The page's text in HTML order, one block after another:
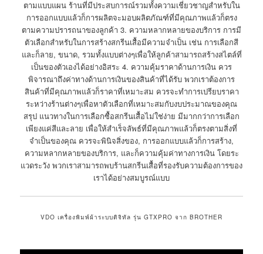
ตามแบบแผน ร้านที่มีประสบการณ์รวมทั้งความเชี่ยวชาญสำหรับใน
การออกแบบแล้วก็การผลิตจะมอบผลิตภัณฑ์ที่มีคุณภาพแล้วก็ตรง
ตามความปรารถนาของลูกค้า 3. ความหลากหลายของบริการ การมี
ตัวเลือกสำหรับในการสร้างสกรีนเสื้อมีความจำเป็น เช่น การเลือกสี
และก็ลาย, ขนาด, รวมทั้งแบบต่างๆเพื่อให้ลูกค้าสามารถสร้างสไตล์ที่
เป็นของตัวเองได้อย่างอิสระ 4. ความคุ้มราคาด้านการเงิน ควร
พิจารณาถึงค่าทางด้านการเงินของสินค้าที่ได้รับ พวกเราต้องการ
สินค้าที่มีคุณภาพแล้วก็ราคาที่เหมาะสม ควรจะทำการเปรียบราคา
ระหว่างร้านต่างๆเพื่อหาตัวเลือกที่เหมาะสมกับงบประมาณของคุณ
สรุป แนวทางในการเลือกซื้อสกรีนเสื้อไม่ใช่ง่าย มีมากกว่าการเลือก
เพียงแค่สีและลาย เพื่อให้สำเร็จลัพธ์ที่มีคุณภาพแล้วก็ตรงตามสิ่งที่
จำเป็นของคุณ ควรจะพินิจสิ่งของ, การออกแบบแล้วก็การสร้าง,
ความหลากหลายของบริการ, และก็ความคุ้มค่าทางการเงิน โดยระ
แวดระวัง พวกเราสามารถพบร้านสกรีนเสื้อที่รองรับความต้องการของ
เราได้อย่างสมบูรณ์แบบ
VDO เครื่องพิมพ์ผ้าระบบดิจิทัล รุ่น GTXPRO จาก BROTHER